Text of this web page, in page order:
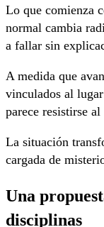
Lo que comienza
normal cambia
a fallar sin
A medida que
vinculados al
parece resistirse
La situación
cargada de
Una
disciplinas